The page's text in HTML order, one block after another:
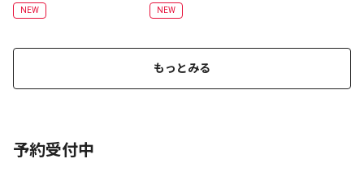
NEW NEW
もっとみる
予約受付中